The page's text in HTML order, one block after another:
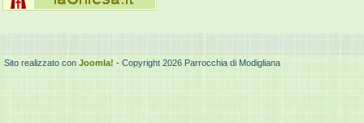
Sito realizzato con Joomla! - Copyright 2026 Parrocchia di Modigliana